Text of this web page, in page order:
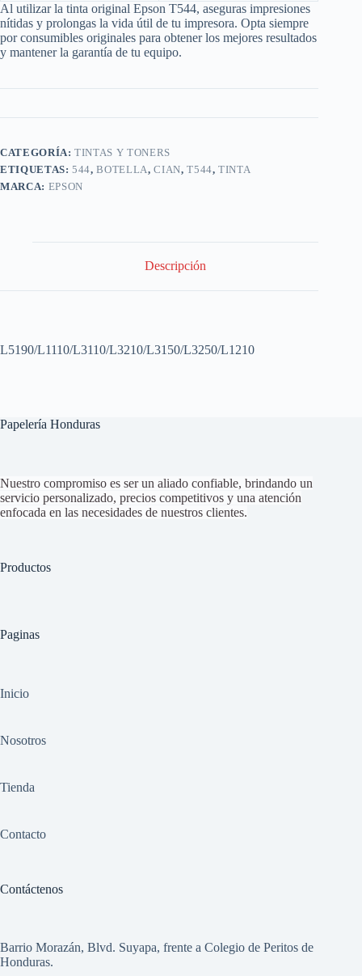
Al utilizar la tinta original Epson T544, aseguras impresiones
nítidas y prolongas la vida útil de tu impresora. Opta siempre
por consumibles originales para obtener los mejores resultados
y mantener la garantía de tu equipo.
CATEGORÍA:TINTAS Y TONERS
ETIQUETAS:544,BOTELLA,CIAN,T544,TINTA
MARCA: EPSON
Descripción
L5190/L1110/L3110/L3210/L3150/L3250/L1210
Papelería Honduras
Nuestro compromiso es ser un aliado confiable, brindando un
servicio personalizado, precios competitivos y una atención
enfocada en las necesidades de nuestros clientes.
Productos
Paginas
Inicio
Nosotros
Tienda
Contacto
Contáctenos
Barrio Morazán, Blvd. Suyapa, frente a Colegio de Peritos de
Honduras.